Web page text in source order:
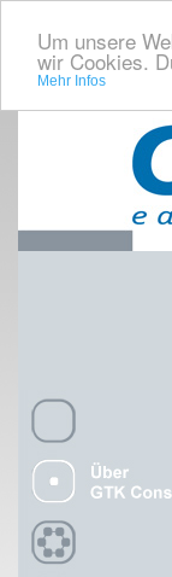
Um unsere
wir Cookies.
Mehr Infos